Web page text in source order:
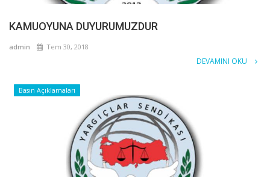
KAMUOYUNA DUYURUMUZDUR
admin Tem 30, 2018
DEVAMINI OKU
Basın Açıklamaları